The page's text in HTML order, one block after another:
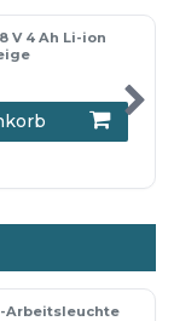
für
schaltet
fast
V 4 Ah Li-ion
Arbeitsleuchte